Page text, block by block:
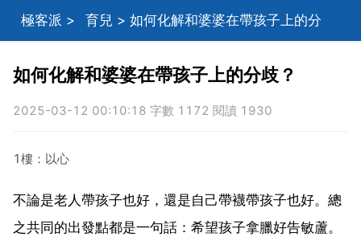
極客派 > 育兒 > 如何化解和婆婆在帶孩子上的分
如何化解和婆婆在帶孩子上的分歧？
2025-03-12 00:10:18 字數 1172 閱讀 1930
1樓：以心
不論是老人帶孩子也好，還是自己帶襪帶孩子也好。總
之共同的出發點都是一句話：希望孩子拿臘好告敏蘆。